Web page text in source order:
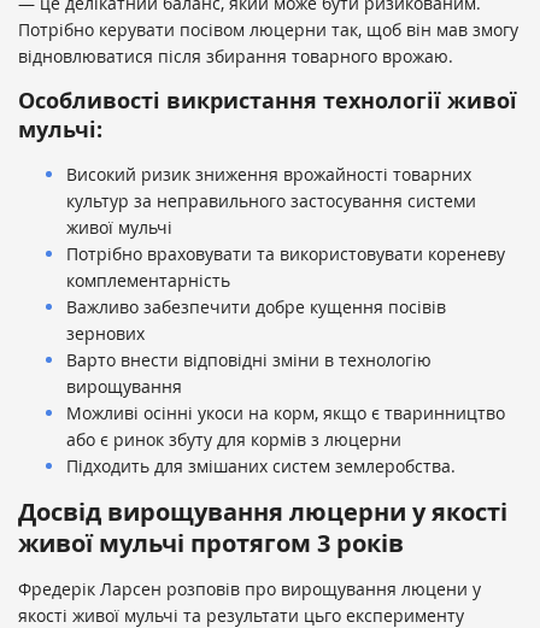
Потрібно керувати посівом люцерни так, щоб він мав змогу
відновлюватися після збирання товарного врожаю.
Особливості викристання технології живої
мульчі:
Високий ризик зниження врожайності товарних
культур за неправильного застосування системи
живої мульчі
Потрібно враховувати та використовувати кореневу
комплементарність
Важливо забезпечити добре кущення посівів
зернових
Варто внести відповідні зміни в технологію
вирощування
Можливі осінні укоси на корм, якщо є тваринництво
або є ринок збуту для кормів з люцерни
Підходить для змішаних систем землеробства.
Досвід вирощування люцерни у якості
живої мульчі протягом 3 років
Фредерік Ларсен розповів про вирощування люцени у
якості живої мульчі та результати цьго експерименту